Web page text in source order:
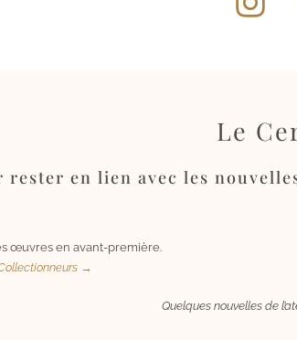
Le
rester en lien avec les
œuvres en avant-première.
→
Quelques nouvelles de